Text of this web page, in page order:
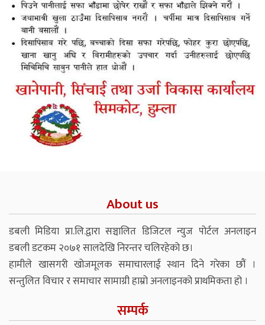
About us
डबली मिडिया प्रा.लि.द्वारा सञ्चालित डिजिटल न्युज पोर्टल अनलाइन
डबली डटकम २०७१ सालदेखि निरन्तर चलिरहेको छ।
हामीले खासगरी खोजमूलक समाचारलाई स्थान दिने गरेका छौं ।
सन्तुलित विचार र समाचार सामाग्री हाम्रो अनलाइनको प्राथमिकता हो ।
सम्पर्क